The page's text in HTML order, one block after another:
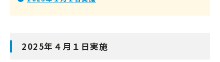
2025年４月１日実施